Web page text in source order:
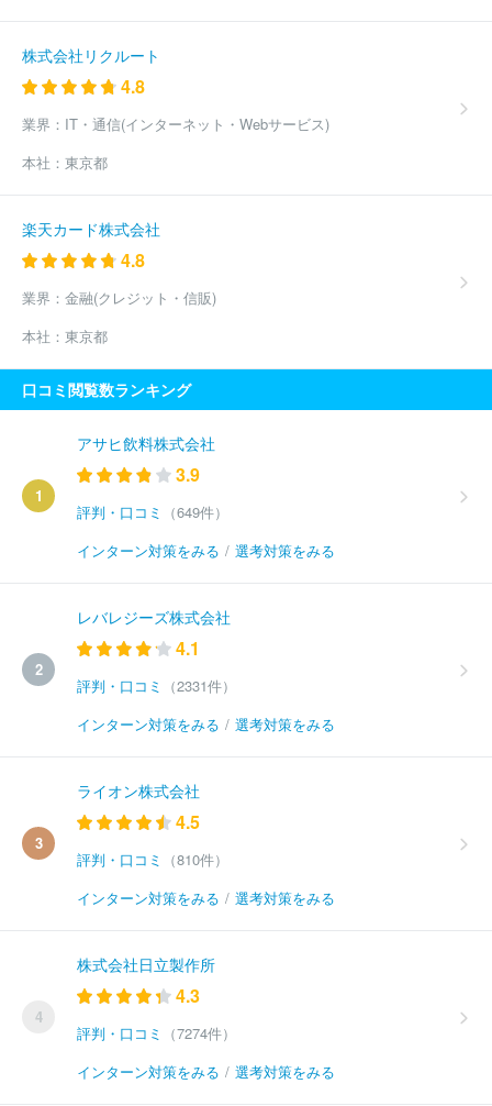
株式会社リクルート
4.8
業界： IT・通信(インターネット・Webサービス)
本社： 東京都
楽天カード株式会社
4.8
業界： 金融(クレジット・信販)
本社： 東京都
口コミ閲覧数ランキング
1
アサヒ飲料株式会社
3.9
評判・口コミ
（649件）
インターン対策をみる / 選考対策をみる
2
レバレジーズ株式会社
4.1
評判・口コミ
（2331件）
インターン対策をみる / 選考対策をみる
3
ライオン株式会社
4.5
評判・口コミ
（810件）
インターン対策をみる / 選考対策をみる
4
株式会社日立製作所
4.3
評判・口コミ
（7274件）
インターン対策をみる / 選考対策をみる